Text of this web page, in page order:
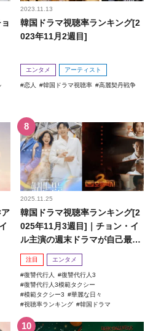
2023.11.13
韓国ドラマ視聴率ランキング[2
023年11月2週目]
エンタメ アーティスト
恋人 韓国ドラマ視聴率 高麗契丹戦争
2025.11.25
韓国ドラマ視聴率ランキング[2
025年11月3週目]｜チョン・イ
ル主演の週末ドラマが自己最高
記録を更新！
注目 エンタメ
復讐代行人
復讐代行人3
復讐代行人3模範タクシー
模範タクシー3
華麗な日々
視聴率ランキング
韓国ドラマ